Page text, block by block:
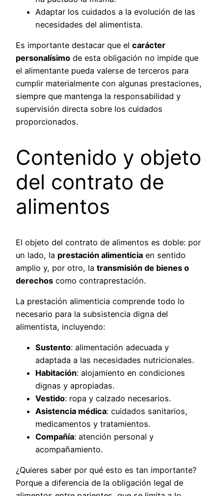
Adaptar los cuidados a la evolución de las
necesidades del alimentista.
Es importante destacar que el carácter
personalísimo de esta obligación no impide que
el alimentante pueda valerse de terceros para
cumplir materialmente con algunas prestaciones,
siempre que mantenga la responsabilidad y
supervisión directa sobre los cuidados
proporcionados.
Contenido y objeto
del contrato de
alimentos
El objeto del contrato de alimentos es doble: por
un lado, la prestación alimenticia en sentido
amplio y, por otro, la transmisión de bienes o
derechos como contraprestación.
La prestación alimenticia comprende todo lo
necesario para la subsistencia digna del
alimentista, incluyendo:
Sustento: alimentación adecuada y
adaptada a las necesidades nutricionales.
Habitación: alojamiento en condiciones
dignas y apropiadas.
Vestido: ropa y calzado necesarios.
Asistencia médica: cuidados sanitarios,
medicamentos y tratamientos.
Compañía: atención personal y
acompañamiento.
¿Quieres saber por qué esto es tan importante?
Porque a diferencia de la obligación legal de